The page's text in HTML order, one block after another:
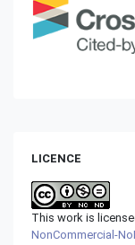
LICENCE
This work is
NonCommercial-